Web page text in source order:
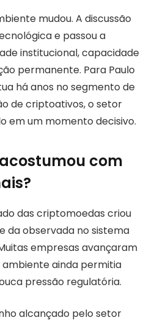
mudou. A discussão
e passou a
institucional, capacidade
permanente. Para Paulo
há anos no segmento de
de criptoativos, o setor
em um momento decisivo.
com
das criptomoedas criou
da observada no sistema
empresas avançaram
ainda permitia
pressão regulatória.
alcançado pelo setor